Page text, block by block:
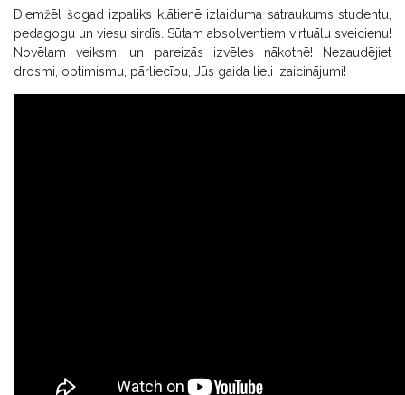
Diemžēl šogad izpaliks klātienē izlaiduma satraukums studentu,
pedagogu un viesu sirdīs. Sūtam absolventiem virtuālu sveicienu!
Novēlam veiksmi un pareizās izvēles nākotnē! Nezaudējiet
drosmi, optimismu, pārliecību, Jūs gaida lieli izaicinājumi!